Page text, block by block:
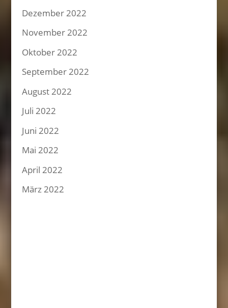
Dezember 2022
November 2022
Oktober 2022
September 2022
August 2022
Juli 2022
Juni 2022
Mai 2022
April 2022
März 2022